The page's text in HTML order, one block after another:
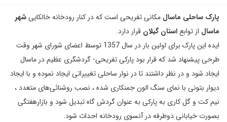
پارک ساحلی ماسال مکانی تفریحی است که در کنار رودخانه خالکاییشهر
ماسال از توابعاستان گیلان قرار دارد.
ایده این پارک برای اولین بار در سال 1357 توسط اعضای شورای شهر وقت
طرحی پیشنهاد شد که قرار بود پارکی تفریحی- گردشگری عظیم در ماسال
ایجاد شود و در نظر داشتند تا در نوار ساحلی تغییراتی ایجاد نموده و با ایجاد
دیوار بتونی با نمای سنگ الون جمنکاری شده ، نصب روشنائی‌های متعدد ،
نیم کت و گل کاری به پارکی به عنوان گردش گاه تبدیل شود و بازارهفتگی
بصورت خیابانی دوطرفه در آنسوی رودخانه احداث شود.